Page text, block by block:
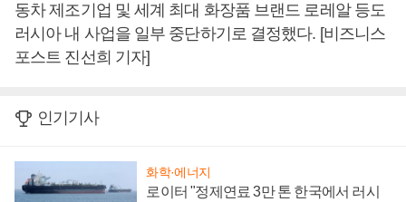
동차 제조기업 및 세계 최대 화장품 브랜드 로레알 등도
러시아 내 사업을 일부 중단하기로 결정했다. [비즈니스
포스트 진선희 기자]
인기기사
화학·에너지
로이터 "정제연료 3만 톤 한국에서 러시